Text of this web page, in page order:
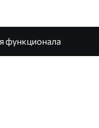
функционала